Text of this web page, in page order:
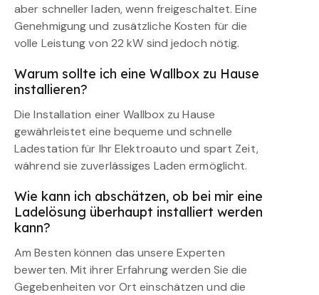
aber schneller laden, wenn freigeschaltet. Eine
Genehmigung und zusätzliche Kosten für die
volle Leistung von 22 kW sind jedoch nötig.
Warum sollte ich eine Wallbox zu Hause
installieren?
Die Installation einer Wallbox zu Hause
gewährleistet eine bequeme und schnelle
Ladestation für Ihr Elektroauto und spart Zeit,
während sie zuverlässiges Laden ermöglicht.
Wie kann ich abschätzen, ob bei mir eine
Ladelösung überhaupt installiert werden
kann?
Am Besten können das unsere Experten
bewerten. Mit ihrer Erfahrung werden Sie die
Gegebenheiten vor Ort einschätzen und die